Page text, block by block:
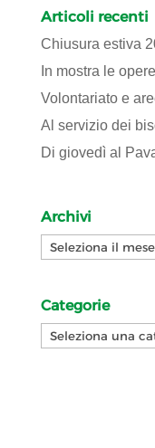
Articoli recenti
Chiusura estiva
In mostra le
Volontariato e
Al servizio dei
Di giovedì al
Archivi
Archivi
Categorie
Categorie